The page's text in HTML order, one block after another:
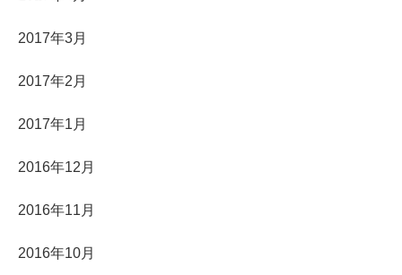
2017年3月
2017年2月
2017年1月
2016年12月
2016年11月
2016年10月